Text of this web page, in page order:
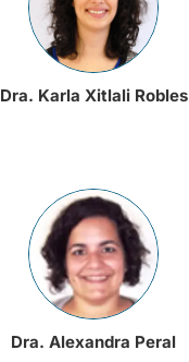
Dra. Karla Xitlali Robles
Dra. Alexandra Peral